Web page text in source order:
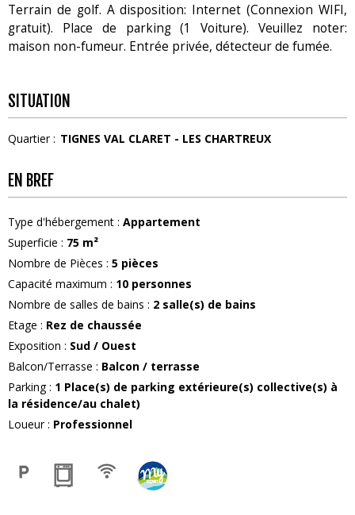
Terrain de golf. A disposition: Internet (Connexion WIFI,
gratuit). Place de parking (1 Voiture). Veuillez noter:
maison non-fumeur. Entrée privée, détecteur de fumée.
SITUATION
Quartier : TIGNES VAL CLARET - LES CHARTREUX
EN BREF
Type d'hébergement : Appartement
Superficie : 75 m²
Nombre de Pièces : 5 pièces
Capacité maximum : 10 personnes
Nombre de salles de bains : 2 salle(s) de bains
Etage : Rez de chaussée
Exposition : Sud / Ouest
Balcon/Terrasse : Balcon / terrasse
Parking: 1 Place(s) de parking extérieure(s) collective(s) à
la résidence/au chalet)
Loueur: Professionnel